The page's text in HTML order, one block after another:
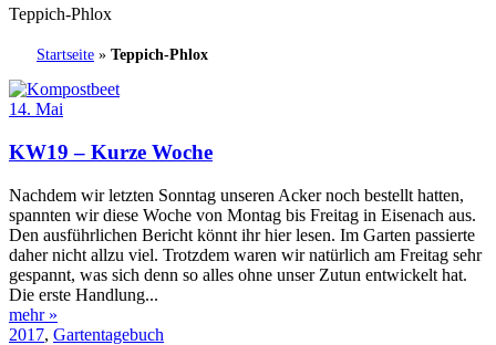
Teppich-Phlox
Startseite » Teppich-Phlox
14. Mai
KW19 – Kurze Woche
Nachdem wir letzten Sonntag unseren Acker noch bestellt hatten,
spannten wir diese Woche von Montag bis Freitag in Eisenach aus.
Den ausführlichen Bericht könnt ihr hier lesen. Im Garten passierte
daher nicht allzu viel. Trotzdem waren wir natürlich am Freitag sehr
gespannt, was sich denn so alles ohne unser Zutun entwickelt hat.
Die erste Handlung...
mehr »
2017, Gartentagebuch